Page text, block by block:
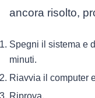
ancora risolto,
Spegni il sistema e
minuti.
Riavvia il computer
Riprova.